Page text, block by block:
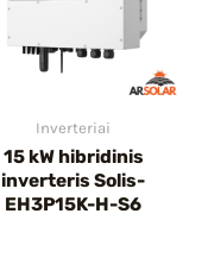
Inverteriai
15 kW hibridinis
inverteris Solis-
EH3P15K-H-S6